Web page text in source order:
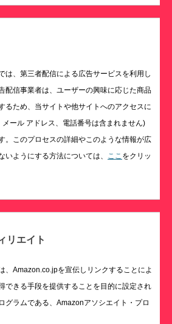
は、第三者配信による広告サービスを利用し
配信事業者は、ユーザーの興味に応じた商品
るため、当サイトや他サイトへのアクセスに
ール アドレス、電話番号は含まれません)
。このプロセスの詳細やこのような情報が広
いようにする方法については、 ここ をクリッ
リエイト
、Amazon.co.jpを宣伝しリンクすることによ
できる手段を提供することを目的に設定され
グラムである、Amazonアソシエイト・プロ